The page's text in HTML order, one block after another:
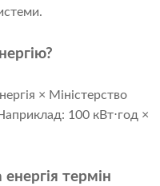
× Міністерство
100 кВт⋅год ×
термін